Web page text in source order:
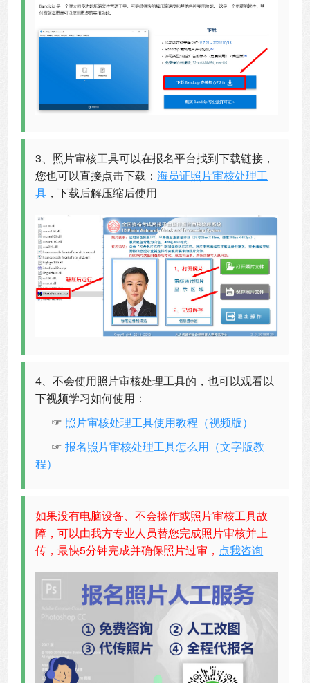
3、照片审核工具可以在报名平台找到下载链接，
您也可以直接点击下载：海员证照片审核处理工
具 ，下载后解压缩后使用
4、不会使用照片审核处理工具的，也可以观看以
下视频学习如何使用：
☞ 照片审核处理工具使用教程（视频版）
☞报名照片审核处理工具怎么用（文字版教
程）
如果没有电脑设备、不会操作或照片审核工具故
障，可以由我方专业人员替您完成照片审核并上
传，最快5分钟完成并确保照片过审， 点我咨询